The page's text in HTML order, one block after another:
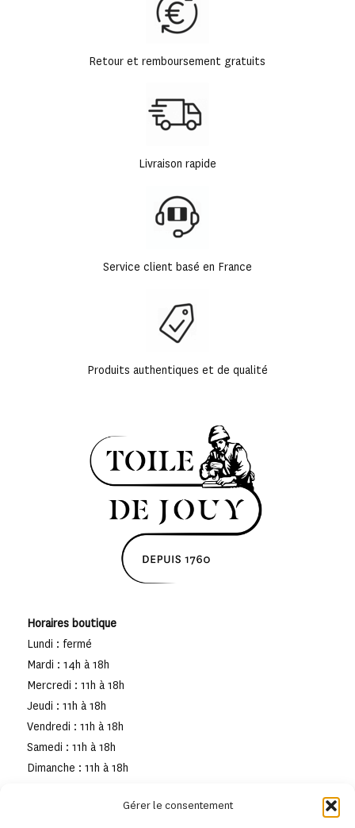
Gérer le consentement
Retour et remboursement gratuits
Livraison rapide
Service client basé en France
Produits authentiques et de qualité
Horaires boutique
Lundi : fermé
Mardi : 14h à 18h
Mercredi : 11h à 18h
Jeudi : 11h à 18h
Vendredi : 11h à 18h
Samedi : 11h à 18h
Dimanche : 11h à 18h